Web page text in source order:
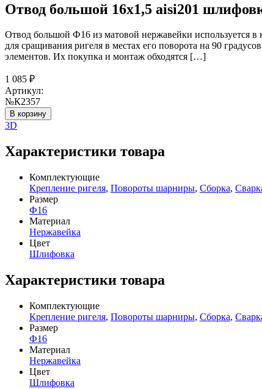
Отвод большой 16х1,5 aisi201
Отвод большой Ф16 из матовой нержавейки используется в
для сращивания ригеля в местах его поворота на 90
элементов. Их покупка и монтаж обходятся […]
1 085 ₽
Артикул:
№К2357
В корзину
3D
Характеристики товара
Комплектующие
Крепление ригеля, Повороты шарниры, Сборка,
Размер
Ф16
Материал
Нержавейка
Цвет
Шлифовка
Характеристики товара
Комплектующие
Крепление ригеля, Повороты шарниры, Сборка,
Размер
Ф16
Материал
Нержавейка
Цвет
Шлифовка